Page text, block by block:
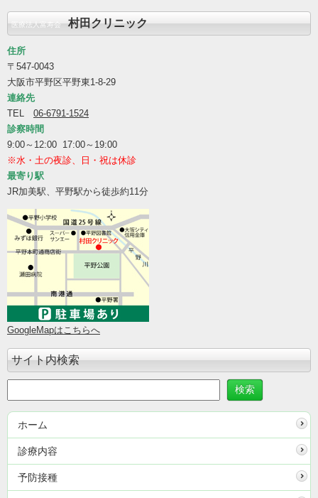
医療法人富寿会村田クリニック
住所
〒547-0043
大阪市平野区平野東1-8-29
連絡先
TEL 06-6791-1524
診察時間
9:00～12:00 17:00～19:00
※水・土の夜診、日・祝は休診
最寄り駅
JR加美駅、平野駅から徒歩約11分
GoogleMapはこちらへ
サイト内検索
ホーム
診療内容
予防接種